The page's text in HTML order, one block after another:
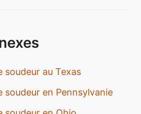
soudeur au Texas
soudeur en Pennsylvanie